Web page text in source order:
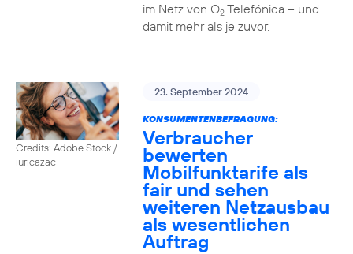
im Netz von O2Telefónica – und
damit mehr als je zuvor.
Credits: Adobe Stock /
iuricazac
23. September 2024
KONSUMENTENBEFRAGUNG:
Verbraucher
bewerten
Mobilfunktarife als
fair und sehen
weiteren Netzausbau
als wesentlichen
Auftrag